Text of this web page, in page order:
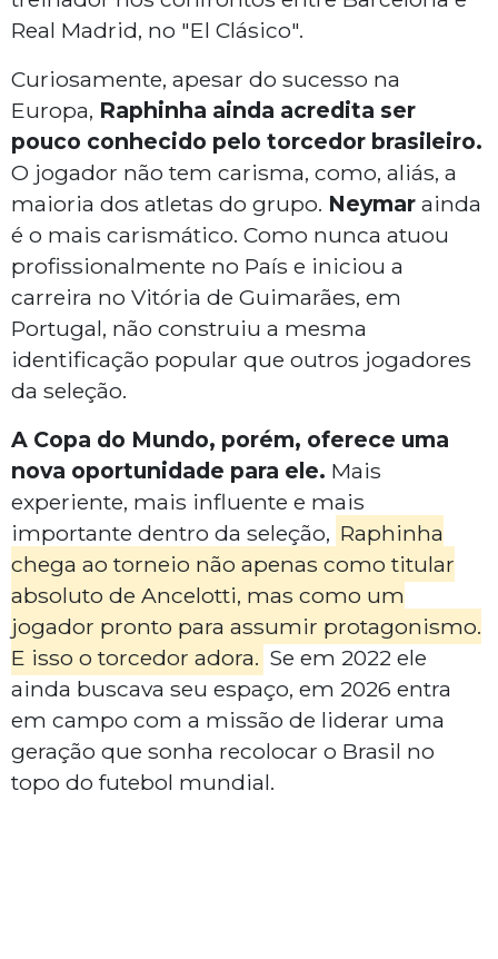
Real Madrid, no "El Clásico".
Curiosamente, apesar do sucesso na
Europa, Raphinha ainda acredita ser
pouco conhecido pelo torcedor brasileiro.
O jogador não tem carisma, como, aliás, a
maioria dos atletas do grupo. Neymar ainda
é o mais carismático. Como nunca atuou
profissionalmente no País e iniciou a
carreira no Vitória de Guimarães, em
Portugal, não construiu a mesma
identificação popular que outros jogadores
da seleção.
A Copa do Mundo, porém, oferece uma
nova oportunidade para ele. Mais
experiente, mais influente e mais
importante dentro da seleção, Raphinha
chega ao torneio não apenas como titular
absoluto de Ancelotti, mas como um
jogador pronto para assumir protagonismo.
E isso o torcedor adora. Se em 2022 ele
ainda buscava seu espaço, em 2026 entra
em campo com a missão de liderar uma
geração que sonha recolocar o Brasil no
topo do futebol mundial.